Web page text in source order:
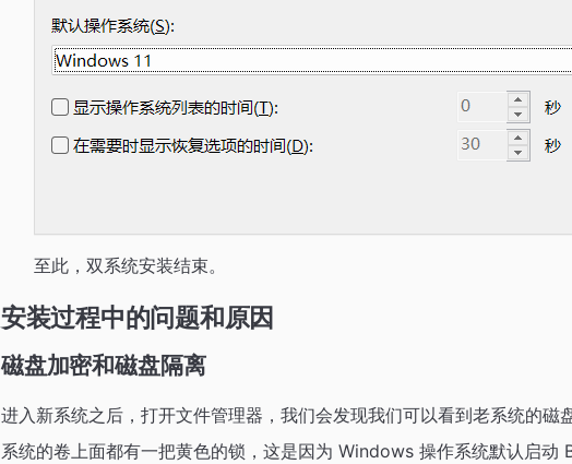
至此，双系统安装结束。
安装过程中的问题和原因
磁盘加密和磁盘隔离
进入新系统之后，打开文件管理器，我们会发现我们可以看到老系统的磁
系统的卷上面都有一把黄色的锁，这是因为 Windows 操作系统默认启